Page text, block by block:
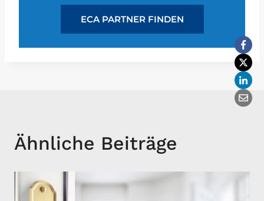
ECA PARTNER FINDEN
Ähnliche Beiträge